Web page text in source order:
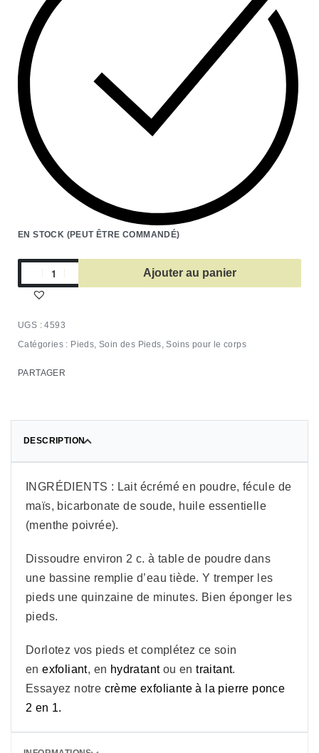
EN STOCK (PEUT ÊTRE COMMANDÉ)
Ajouter au panier
4593
Catégories : Pieds,Soin des Pieds,Soins pour le corps
PARTAGER
DESCRIPTION
INGRÉDIENTS : Lait écrémé en poudre, fécule de
maïs, bicarbonate de soude, huile essentielle
(menthe poivrée).
Dissoudre environ 2 c. à table de poudre dans
une bassine remplie d’eau tiède. Y tremper les
pieds une quinzaine de minutes. Bien éponger les
pieds.
Dorlotez vos pieds et complétez ce soin
enexfoliant, en hydratantou entraitant.
Essayez notre crème exfoliante à la pierre ponce
2 en 1.